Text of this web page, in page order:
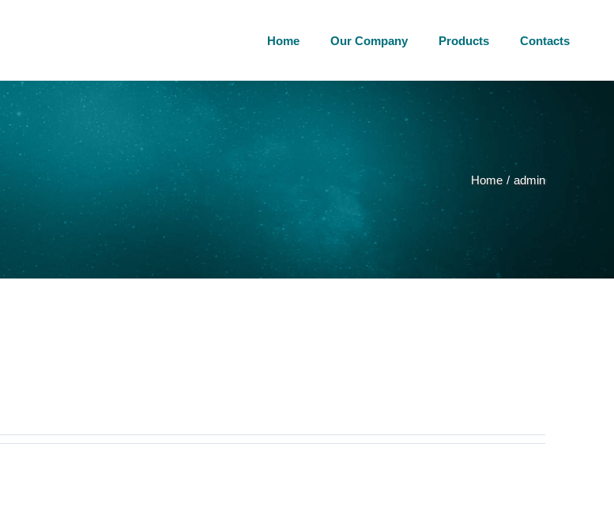
Home Our Company Products Contacts
Home admin